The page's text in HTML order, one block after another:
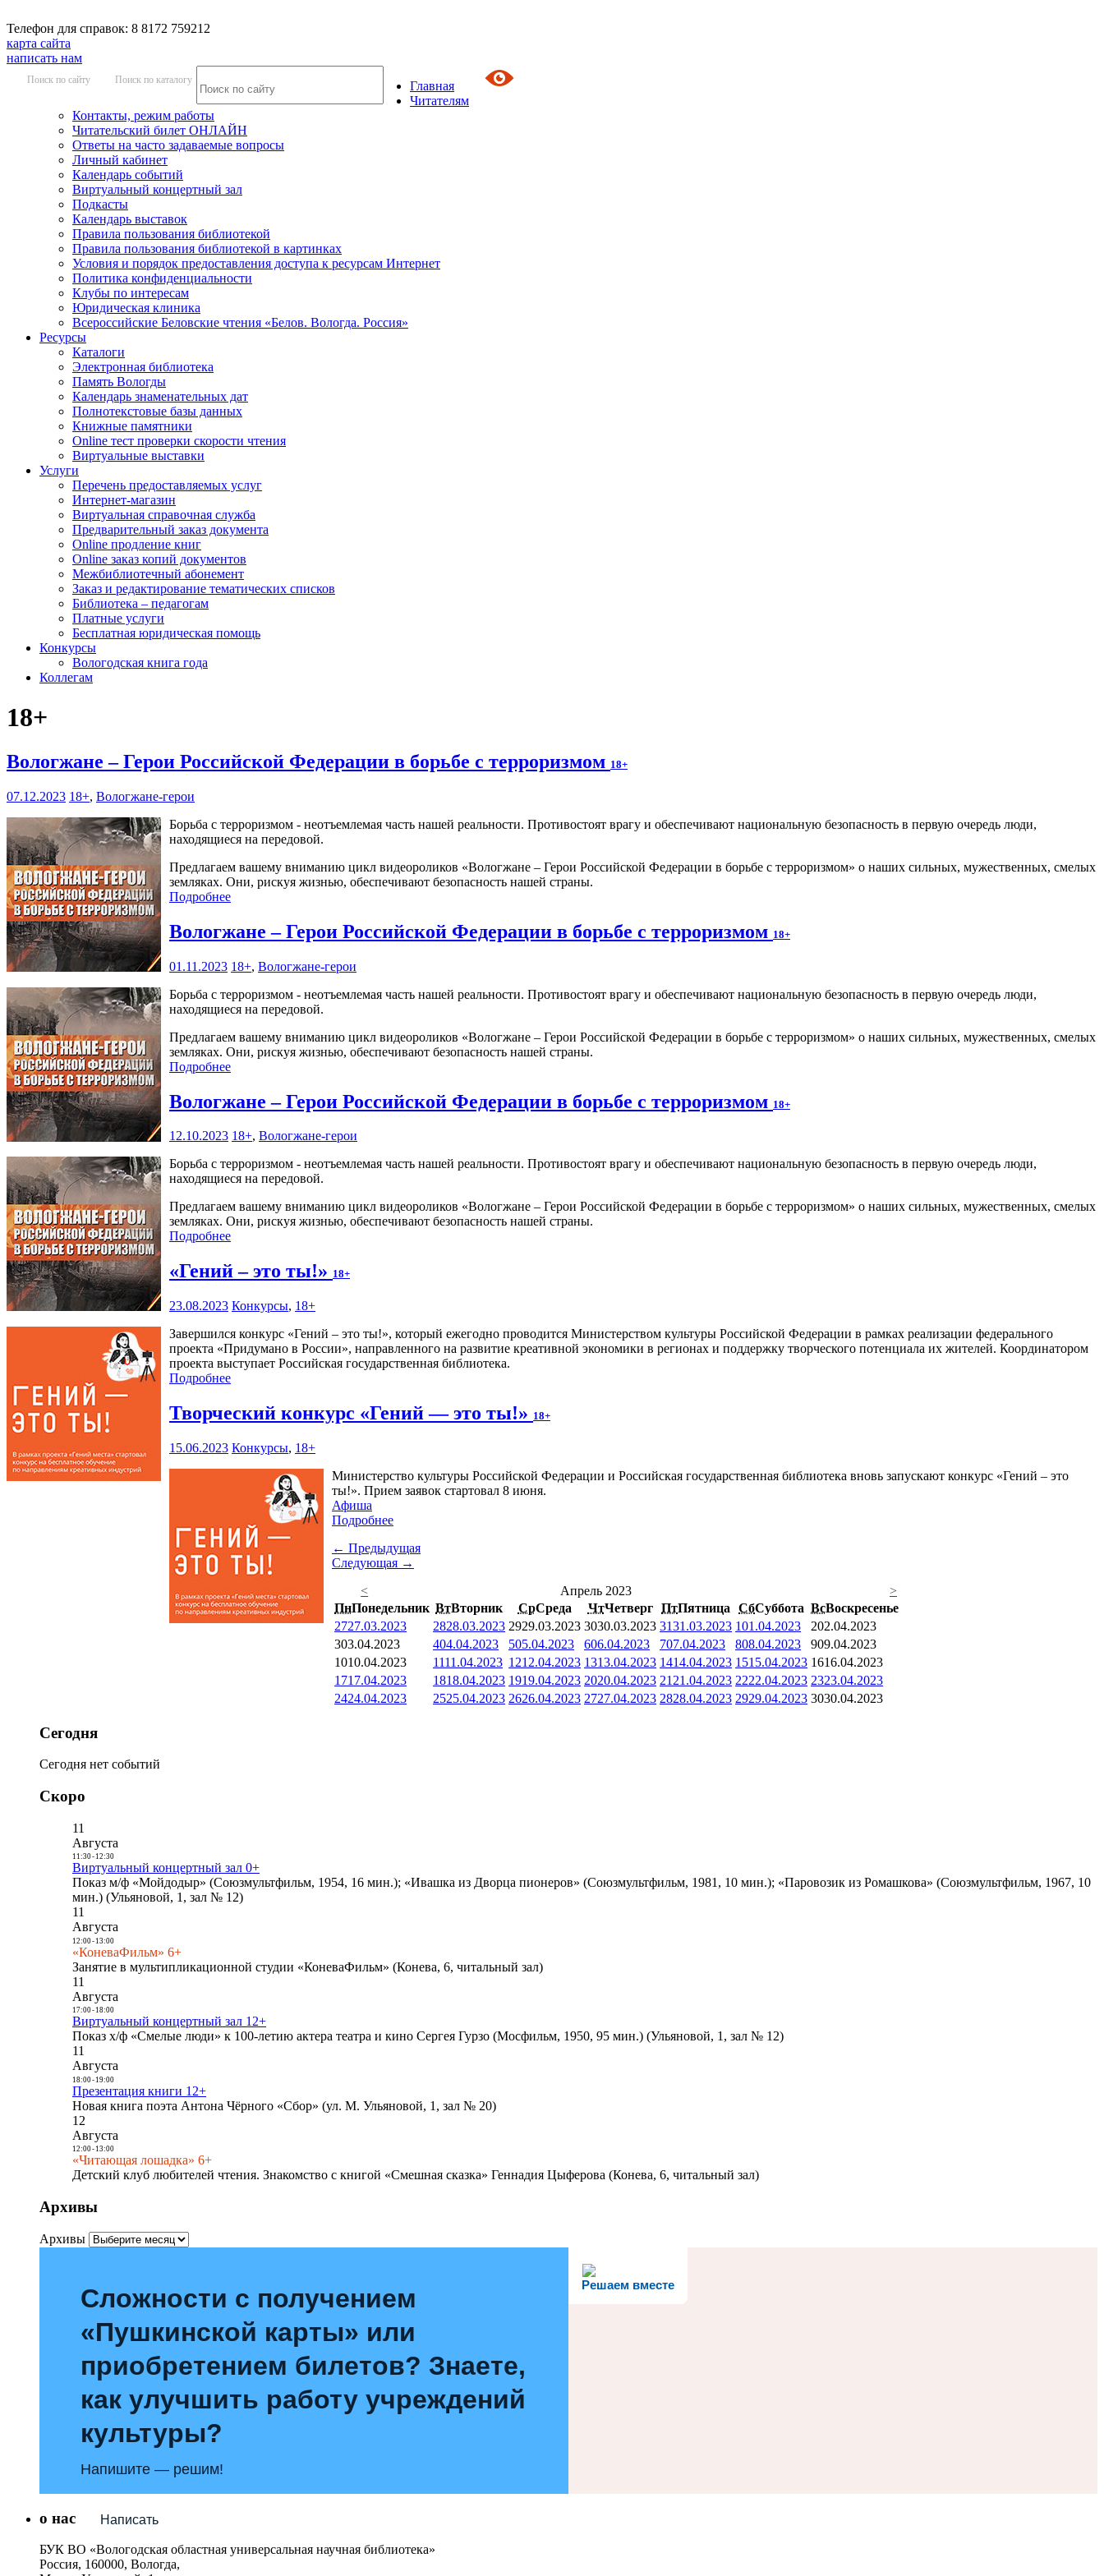
Телефон для справок: 8 8172 759212
карта сайта
написать нам
Поиск по сайту Поиск по каталогу
Главная
Читателям
Контакты, режим работы
Читательский билет ОНЛАЙН
Ответы на часто задаваемые вопросы
Личный кабинет
Календарь событий
Виртуальный концертный зал
Подкасты
Календарь выставок
Правила пользования библиотекой
Правила пользования библиотекой в картинках
Условия и порядок предоставления доступа к ресурсам Интернет
Политика конфиденциальности
Клубы по интересам
Юридическая клиника
Всероссийские Беловские чтения «Белов. Вологда. Россия»
Ресурсы
Каталоги
Электронная библиотека
Память Вологды
Календарь знаменательных дат
Полнотекстовые базы данных
Книжные памятники
Online тест проверки скорости чтения
Виртуальные выставки
Услуги
Перечень предоставляемых услуг
Интернет-магазин
Виртуальная справочная служба
Предварительный заказ документа
Online продление книг
Online заказ копий документов
Межбиблиотечный абонемент
Заказ и редактирование тематических списков
Библиотека – педагогам
Платные услуги
Бесплатная юридическая помощь
Конкурсы
Вологодская книга года
Коллегам
18+
Вологжане – Герои Российской Федерации в борьбе с терроризмом 18+
07.12.2023 18+, Вологжане-герои
Борьба с терроризмом - неотъемлемая часть нашей реальности. Противостоят врагу и обеспечивают национальную безопасность в первую очередь люди,
находящиеся на передовой.
Предлагаем вашему вниманию цикл видеороликов «Вологжане – Герои Российской Федерации в борьбе с терроризмом» о наших сильных, мужественных, смелых
земляках. Они, рискуя жизнью, обеспечивают безопасность нашей страны.
Подробнее
Вологжане – Герои Российской Федерации в борьбе с терроризмом 18+
01.11.2023 18+, Вологжане-герои
Борьба с терроризмом - неотъемлемая часть нашей реальности. Противостоят врагу и обеспечивают национальную безопасность в первую очередь люди,
находящиеся на передовой.
Предлагаем вашему вниманию цикл видеороликов «Вологжане – Герои Российской Федерации в борьбе с терроризмом» о наших сильных, мужественных, смелых
земляках. Они, рискуя жизнью, обеспечивают безопасность нашей страны.
Подробнее
Вологжане – Герои Российской Федерации в борьбе с терроризмом 18+
12.10.2023 18+, Вологжане-герои
Борьба с терроризмом - неотъемлемая часть нашей реальности. Противостоят врагу и обеспечивают национальную безопасность в первую очередь люди,
находящиеся на передовой.
Предлагаем вашему вниманию цикл видеороликов «Вологжане – Герои Российской Федерации в борьбе с терроризмом» о наших сильных, мужественных, смелых
земляках. Они, рискуя жизнью, обеспечивают безопасность нашей страны.
Подробнее
«Гений – это ты!» 18+
23.08.2023 Конкурсы, 18+
Завершился конкурс «Гений – это ты!», который ежегодно проводится Министерством культуры Российской Федерации в рамках реализации федерального
проекта «Придумано в России», направленного на развитие креативной экономики в регионах и поддержку творческого потенциала их жителей. Координатором
проекта выступает Российская государственная библиотека.
Подробнее
Творческий конкурс «Гений — это ты!» 18+
15.06.2023 Конкурсы, 18+
Министерство культуры Российской Федерации и Российская государственная библиотека вновь запускают конкурс «Гений – это
ты!». Прием заявок стартовал 8 июня.
Афиша
Подробнее
← Предыдущая
Следующая →
<
Апрель 2023
>
ПнПонедельник ВтВторник СрСреда ЧтЧетверг ПтПятница СбСуббота ВсВоскресенье
2727.03.2023 2828.03.2023 2929.03.2023 3030.03.2023 3131.03.2023 101.04.2023 202.04.2023
303.04.2023 404.04.2023 505.04.2023 606.04.2023 707.04.2023 808.04.2023 909.04.2023
1010.04.2023 1111.04.2023 1212.04.2023 1313.04.2023 1414.04.2023 1515.04.2023 1616.04.2023
1717.04.2023 1818.04.2023 1919.04.2023 2020.04.2023 21 21.04.2023 2222.04.2023 2323.04.2023
2424.04.2023 2525.04.2023 2626.04.2023 2727.04.2023 2828.04.2023 2929.04.2023 3030.04.2023
Сегодня
Сегодня нет событий
Скоро
11
Августа
11:30- 12:30
Виртуальный концертный зал 0+
Показ м/ф «Мойдодыр» (Союзмультфильм, 1954, 16 мин.); «Ивашка из Дворца пионеров» (Союзмультфильм, 1981, 10 мин.); «Паровозик из Ромашкова» (Союзмультфильм, 1967, 10
мин.) (Ульяновой, 1, зал № 12)
11
Августа
12:00- 13:00
«КоневаФильм» 6+
Занятие в мультипликационной студии «КоневаФильм» (Конева, 6, читальный зал)
11
Августа
17:00- 18:00
Виртуальный концертный зал 12+
Показ х/ф «Смелые люди» к 100-летию актера театра и кино Сергея Гурзо (Мосфильм, 1950, 95 мин.) (Ульяновой, 1, зал № 12)
11
Августа
18:00- 19:00
Презентация книги 12+
Новая книга поэта Антона Чёрного «Сбор» (ул. М. Ульяновой, 1, зал № 20)
12
Августа
12:00- 13:00
«Читающая лошадка» 6+
Детский клуб любителей чтения. Знакомство с книгой «Смешная сказка» Геннадия Цыферова (Конева, 6, читальный зал)
Архивы
Архивы
Решаем вместе
Сложности с получением
«Пушкинской карты» или
приобретением билетов? Знаете,
как улучшить работу учреждений
культуры?
Напишите — решим!
Написать
о нас
БУК ВО «Вологодская областная универсальная научная библиотека»
Россия, 160000, Вологда,